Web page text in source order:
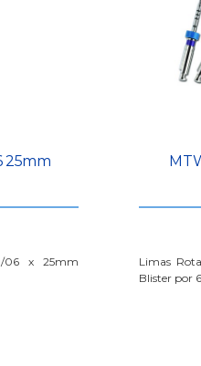
25mm
06 x 25mm
Limas
Blister por